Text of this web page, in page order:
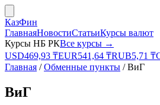
КазФин
ГлавнаяНовостиСтатьиКурсы валют
Курсы НБ РКВсе курсы →
USD469,93 ₸EUR541,64 ₸RUB5,71 ₸
Главная /Обменные пункты /ВиГ
ВиГ